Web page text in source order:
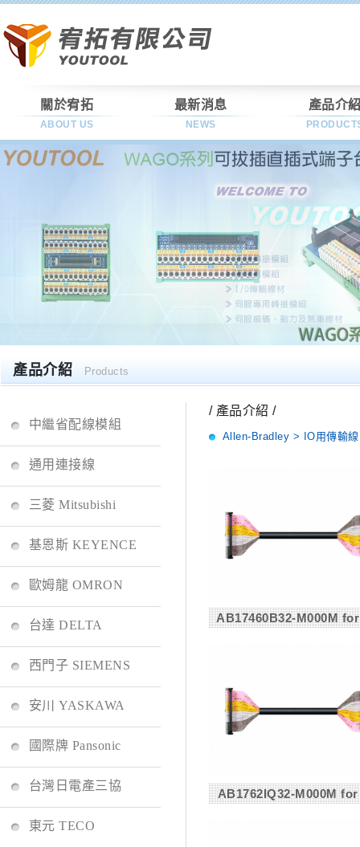
關於宥拓
ABOUT US
最新消息
NEWS
產品介
產品介紹 Products
中繼省配線模組
通用連接線
三菱 Mitsubishi
基恩斯 KEYENCE
歐姆龍 OMRON
台達 DELTA
西門子 SIEMENS
安川 YASKAWA
國際牌 Pansonic
台灣日電產三協
東元 TECO
/ 產品介紹 /
Allen-Bradley > IO用傳輸線
AB17460B32-M000M
AB1762IQ32-M000M